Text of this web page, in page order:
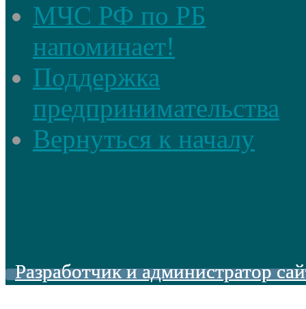
МЧС РФ по РБ
напоминает!
Поддержка
предпринимательства
Вернуться к началу
Разработчик и администратор